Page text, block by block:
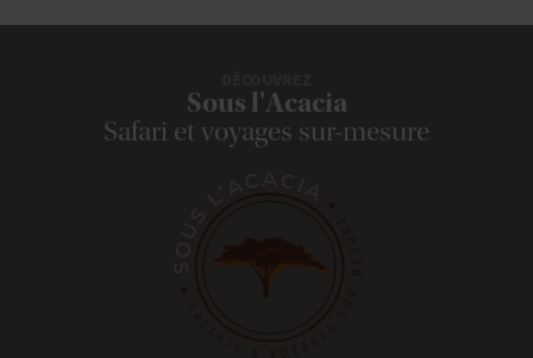
Sous l'Acacia
Safari et voyages sur-mesure